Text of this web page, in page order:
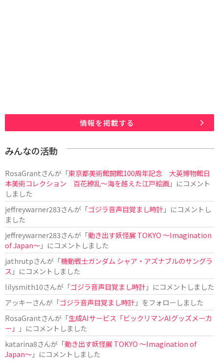
情報を掲載する
みんなの活動
RosaGrantさんが「東京都美術館開館100周年記念 大英博物館日
本美術コレクション 百花繚乱～海を越えた江戸絵画」にコメント
しました
jeffreywarner283さんが「ゴジラ音声目覚まし時計」にコメントし
ました
jeffreywarner283さんが「動き出す妖怪展 TOKYO 〜Imagination
of Japan〜」にコメントしました
jathrutpさんが「機動戦士ガンダム シャア・アズナブルのサングラ
ス 」にコメントしました
lilysmith10さんが「ゴジラ音声目覚まし時計」にコメントしました
アッキーさんが「ゴジラ音声目覚まし時計」をフォローしました
RosaGrantさんが「生成AIサービス「ビックリマンAIグッズメーカ
ー」
」にコメントしました
katarina8さんが「動き出す妖怪展 TOKYO 〜Imagination of
Japan〜」にコメントしました